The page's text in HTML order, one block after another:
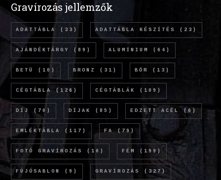
Gravírozás jellemzők
ADATTÁBLA (33) ADATTÁBLA KÉSZÍTÉS (23)
AJÁNDÉKTÁRGY (89) ALUMÍNIUM (64)
BETŰ (10) BRONZ (31) BŐR (13)
CÉGTÁBLA (126) CÉGTÁBLÁK (109)
DÍJ (70) DÍJAK (85) EDZETT ACÉL (6)
EMLÉKTÁBLA (117) FA (79)
FOTÓ GRAVÍROZÁS (10) FÉM (199)
FÚJÓSABLON (9) GRAVÍROZÁS (327)